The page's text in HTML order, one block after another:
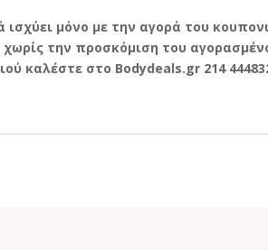
μόνο με την αγορά του
την προσκόμιση του
καλέστε στο Bodydeals.gr 214